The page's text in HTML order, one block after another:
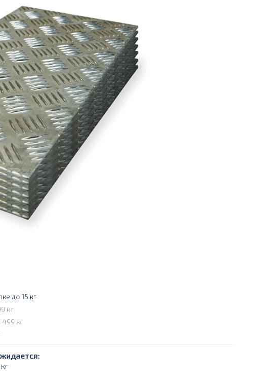
до 15 кг
кг
кг